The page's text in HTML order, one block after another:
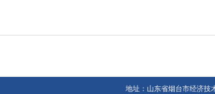
地址： 山东省烟台市经济技